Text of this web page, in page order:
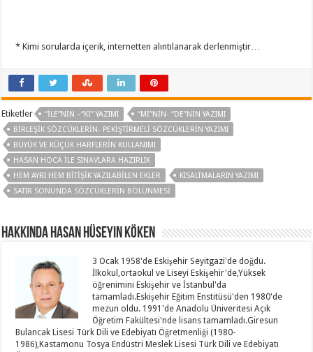
* Kimi sorularda içerik, internetten alıntılanarak derlenmiştir…
Etiketler “ILE”NIN –“KI” YAZIMI
“MI”NIN- “DE”NIN YAZIMI
BIRLEŞIK SÖZCÜKLERIN- PEKIŞTIRMELI SÖZCÜKLERIN YAZIMI
BÜYÜK VE KÜÇÜK HARFLERIN KULLANIMI
HASAN HOCA ILE SINAVLARA HAZIRLIK
HEM AYRI HEM BITIŞIK YAZILABILEN EKLER
KISALTMALARIN YAZIMI
SATIR SONUNDA SÖZCÜKLERIN BÖLÜNMESI
Hakkında Hasan Hüseyin KÖKEN
3 Ocak 1958'de Eskişehir Seyitgazi'de doğdu.
İlkokul,ortaokul ve Liseyi Eskişehir'de,Yüksek
öğrenimini Eskişehir ve İstanbul'da
tamamladı.Eskişehir Eğitim Enstitüsü'den 1980'de
mezun oldu. 1991'de Anadolu Üniveritesi Açık
Öğretim Fakültesi'nde lisans tamamladı.Giresun
Bulancak Lisesi Türk Dili ve Edebiyatı Öğretmenliği (1980-
1986),Kastamonu Tosya Endüstri Meslek Lisesi Türk Dili ve Edebiyatı